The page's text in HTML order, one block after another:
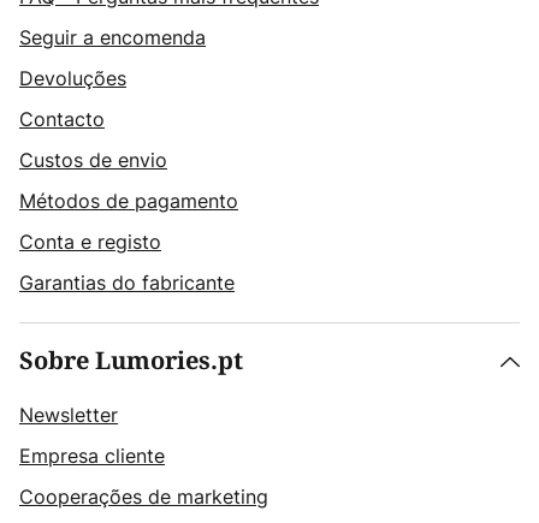
Seguir a encomenda
Devoluções
Contacto
Custos de envio
Métodos de pagamento
Conta e registo
Garantias do fabricante
Sobre Lumories.pt
Newsletter
Empresa cliente
Cooperações de marketing